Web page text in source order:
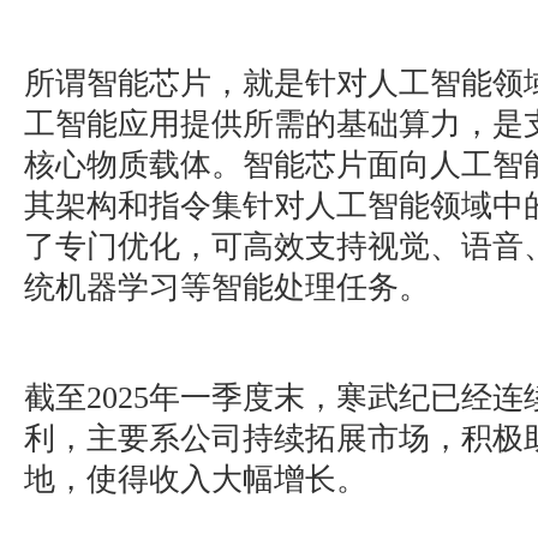
所谓智能芯片，就是针对人工智能领
工智能应用提供所需的基础算力，是
核心物质载体。智能芯片面向人工智
其架构和指令集针对人工智能领域中
了专门优化，可高效支持视觉、语音
统机器学习等智能处理任务。
截至2025年一季度末，寒武纪已经连
利，主要系公司持续拓展市场，积极
地，使得收入大幅增长。